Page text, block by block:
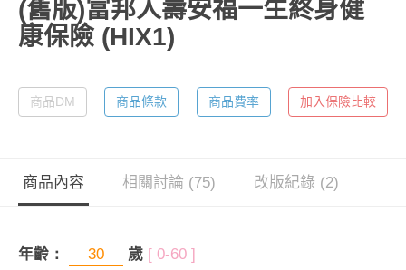
(舊版)富邦人壽安福一生終身健
康保險 (HIX1)
商品DM 商品條款 商品費率 加入保險比較
商品內容 相關討論 (75) 改版紀錄 (2)
年齡： 歲 [ 0-60 ]